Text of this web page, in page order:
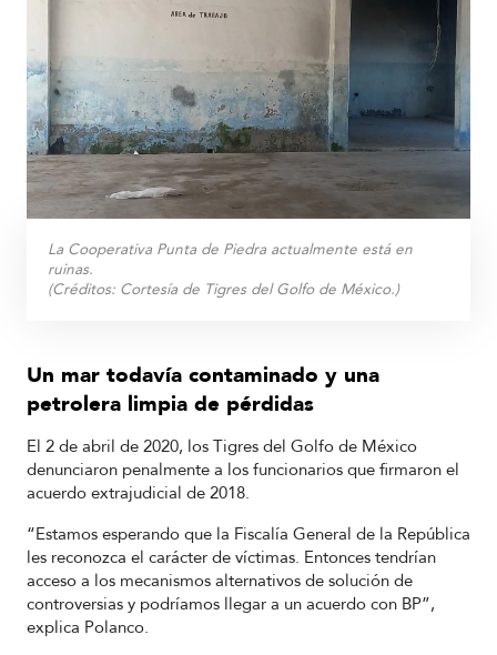
La Cooperativa Punta de Piedra actualmente está en
ruinas.
(Créditos: Cortesía de Tigres del Golfo de México.)
Un mar todavía contaminado y una
petrolera limpia de pérdidas
El 2 de abril de 2020, los Tigres del Golfo de México
denunciaron penalmente a los funcionarios que firmaron el
acuerdo extrajudicial de 2018.
“Estamos esperando que la Fiscalía General de la República
les reconozca el carácter de víctimas. Entonces tendrían
acceso a los mecanismos alternativos de solución de
controversias y podríamos llegar a un acuerdo con BP”,
explica Polanco.